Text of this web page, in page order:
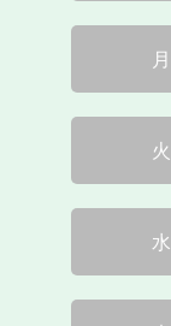
月
火
水